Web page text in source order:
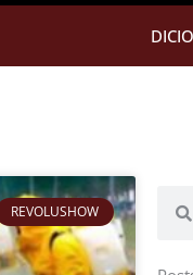
REVOLUSHOW